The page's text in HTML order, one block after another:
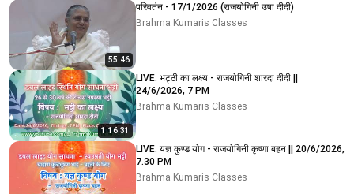
55:46
परिवर्तन - 17/1/2026 (राजयोगिनी उषा दीदी)
Brahma Kumaris Classes
1:16:31
LIVE: भट्ठी का लक्ष्य - राजयोगिनी शारदा दीदी ||
24/6/2026, 7 PM
Brahma Kumaris Classes
LIVE: यज्ञ कुण्ड योग - राजयोगिनी कृष्णा बहन || 20/6/2026,
7.30 PM
Brahma Kumaris Classes